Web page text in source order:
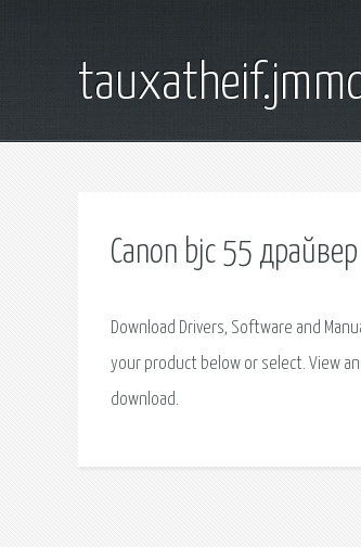
Canon bjc 55
Download Drivers, Software and
your product below or select. View
download.